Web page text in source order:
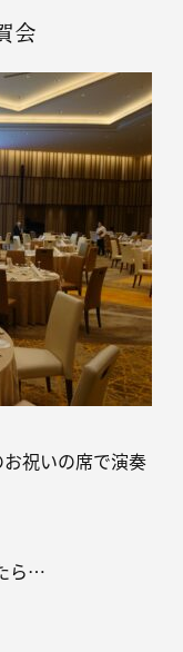
会
祝いの席で演奏
ら…